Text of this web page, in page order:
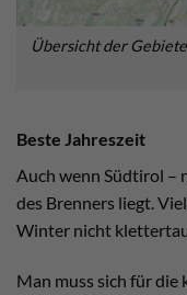
Übersicht der
Beste Jahreszeit
Auch wenn Südtirol –
des Brenners liegt.
Winter nicht
Man muss sich für die